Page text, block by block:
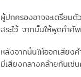
ผู้ปกครองอาจจะเตรียม
สระไว้ จากนั้นให้พูดคำศั
หลังจากนั้นให้ออกเสียง
มีเสียงกลางคล้ายกันเ